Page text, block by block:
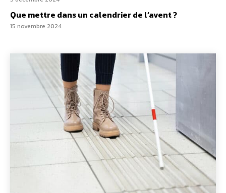
Que mettre dans un calendrier de l’avent ?
15 novembre 2024